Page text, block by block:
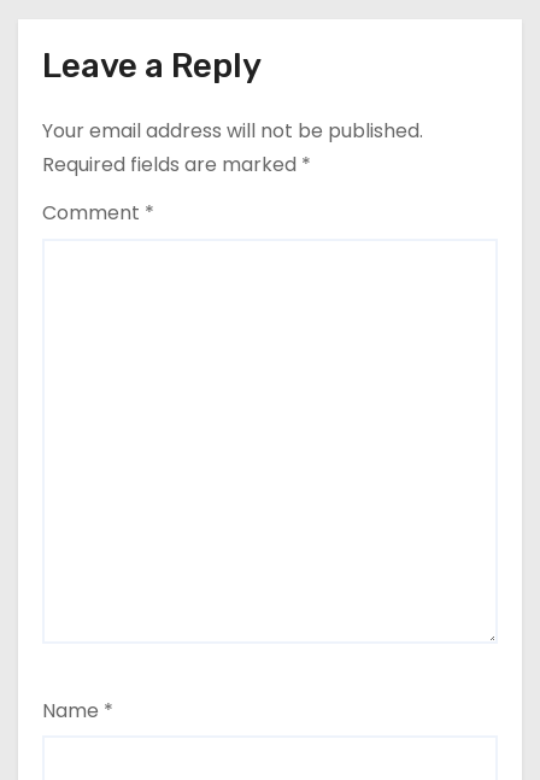
o
Leave a Reply
Your email address will not be published.
Required fields are marked *
Comment *
Name *